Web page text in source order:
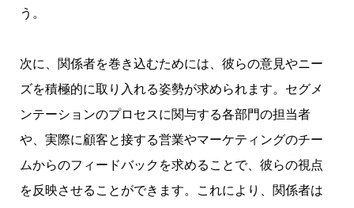
う。
次に、関係者を巻き込むためには、彼らの意見やニー
ズを積極的に取り入れる姿勢が求められます。セグメ
ンテーションのプロセスに関与する各部門の担当者
や、実際に顧客と接する営業やマーケティングのチー
ムからのフィードバックを求めることで、彼らの視点
を反映させることができます。これにより、関係者は